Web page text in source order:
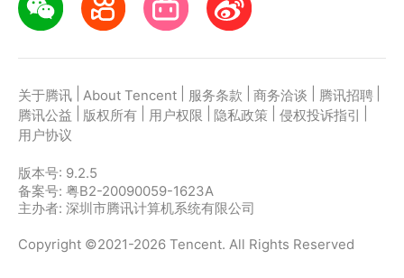
关于腾讯 About Tencent 服务条款 商务洽谈 腾讯招聘
腾讯公益
版权所有 用户权限 隐私政策 侵权投诉指引
用户协议
版本号: 9.2.5
备案号: 粤B2-20090059-1623A
主办者: 深圳市腾讯计算机系统有限公司
Copyright ©2021-2026 Tencent. All Rights Reserved